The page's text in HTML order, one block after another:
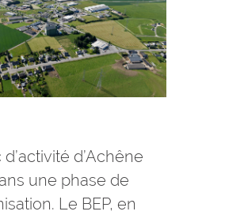
d’Achêne
une phase de
Le BEP, en